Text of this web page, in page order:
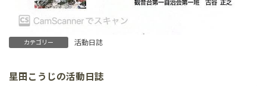
カテゴリー 活動日誌
星田こうじの活動日誌